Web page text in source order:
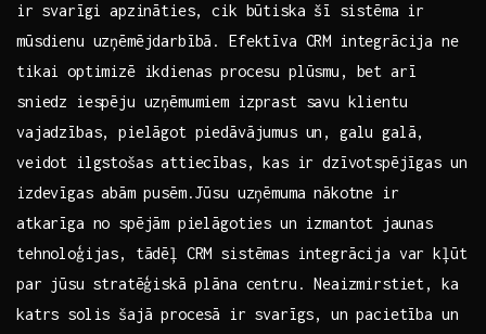
ir ⁣svarīgi apzināties, cik ‌būtiska šī⁣ sistēma ir
mūsdienu uzņēmējdarbībā. Efektīva CRM integrācija ne
tikai optimizē‌ ikdienas procesu plūsmu, bet arī
sniedz iespēju uzņēmumiem izprast savu klientu
vajadzības, pielāgot piedāvājumus un,​ galu galā,
veidot ilgstošas attiecības, ⁣kas ir dzīvotspējīgas un​
izdevīgas⁣ abām pusēm.​ Jūsu uzņēmuma nākotne ir
atkarīga no spējām ⁢pielāgoties un izmantot ⁢jaunas
tehnoloģijas, tādēļ CRM ‌sistēmas integrācija var kļūt
par ⁣jūsu stratēģiskā plāna​ centru. Neaizmirstiet, ka
katrs solis šajā procesā⁣ ir svarīgs, un ‌pacietība⁤ un